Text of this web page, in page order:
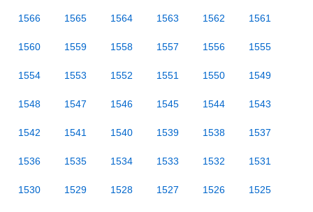
1566 1565 1564 1563 1562 1561
1560 1559 1558 1557 1556 1555
1554 1553 1552 1551 1550 1549
1548 1547 1546 1545 1544 1543
1542 1541 1540 1539 1538 1537
1536 1535 1534 1533 1532 1531
1530 1529 1528 1527 1526 1525